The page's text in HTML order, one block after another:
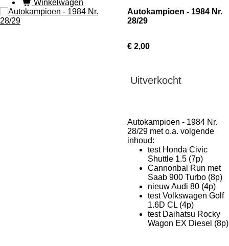
Winkelwagen
Autokampioen - 1984 Nr.
28/29
€ 2,00
Uitverkocht
Autokampioen - 1984 Nr.
28/29 met o.a. volgende
inhoud:
test Honda Civic
Shuttle 1.5 (7p)
Cannonbal Run met
Saab 900 Turbo (8p)
nieuw Audi 80 (4p)
test Volkswagen Golf
1.6D CL (4p)
test Daihatsu Rocky
Wagon EX Diesel (8p)